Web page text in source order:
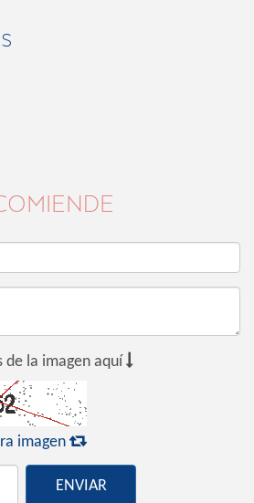
de la imagen aquí 
imagen 
ENVIAR